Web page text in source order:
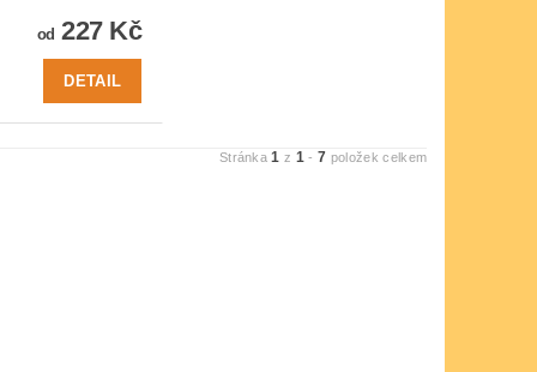
od 227 Kč
DETAIL
Stránka1 z 1 -7 položek celkem